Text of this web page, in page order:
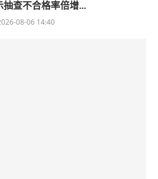
抽查不合格率倍增...
08-06 14:40